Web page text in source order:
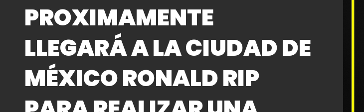
PROXIMAMENTE
LLEGARÁ A LA CIUDAD DE
MÉXICO RONALD RIP